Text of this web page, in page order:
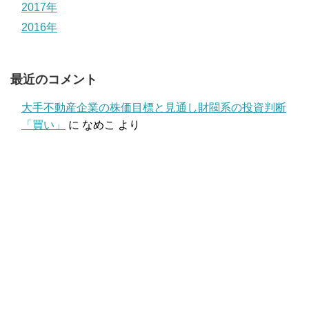
2017年
2016年
最近のコメント
大手不動産企業の株価目標と見通し財閥系の投資判断
「買い」
に なめこ より